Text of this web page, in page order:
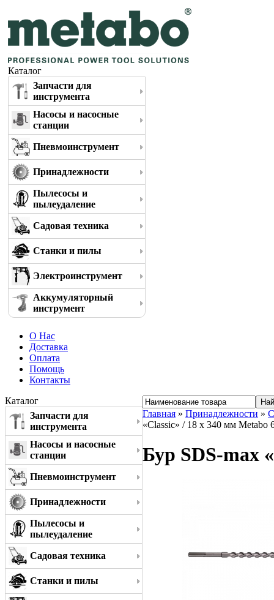
Каталог
Запчасти для
инструмента
Насосы и насосные
станции
Пневмоинструмент
Принадлежности
Пылесосы и
пылеудаление
Садовая техника
Станки и пилы
Электроинструмент
Аккумуляторный
инструмент
О Нас
Доставка
Оплата
Помощь
Контакты
Каталог
Запчасти для
инструмента
Насосы и насосные
станции
Пневмоинструмент
Принадлежности
Пылесосы и
пылеудаление
Садовая техника
Станки и пилы
Главная » Принадлежности »
«Classic» / 18 x 340 мм Metabo
Бур SDS-max